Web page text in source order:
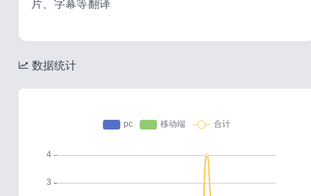
片、字幕等翻译
数据统计